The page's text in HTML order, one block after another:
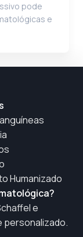
pode
e
Humanizado
e
personalizado.